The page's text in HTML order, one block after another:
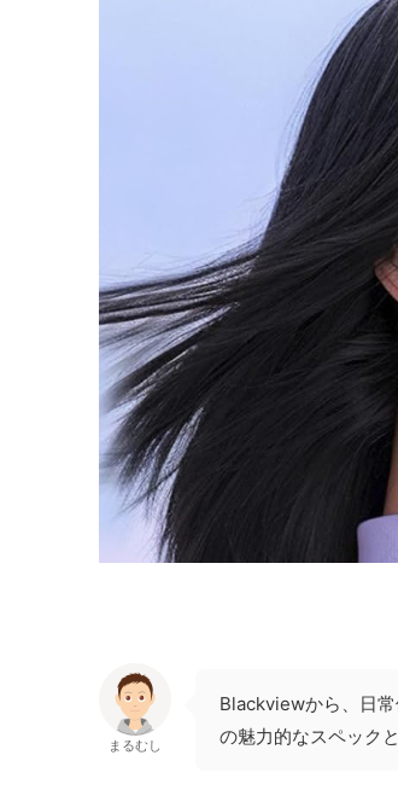
まるむし
Blackviewから、日
の魅力的なスペック